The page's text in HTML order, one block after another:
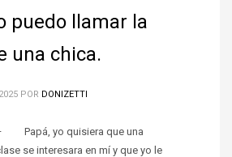
puedo llamar la
una chica.
POR DONIZETTI
Papá, yo quisiera que una
se interesara en mí y que yo le